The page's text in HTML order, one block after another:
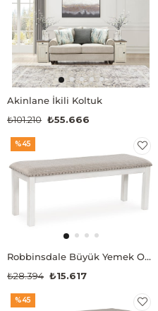
Akinlane İkili Koltuk
₺55.666
₺101.210
Robbinsdale Büyük Yemek Odası Bankı
₺15.617
₺28.394
%45
%45